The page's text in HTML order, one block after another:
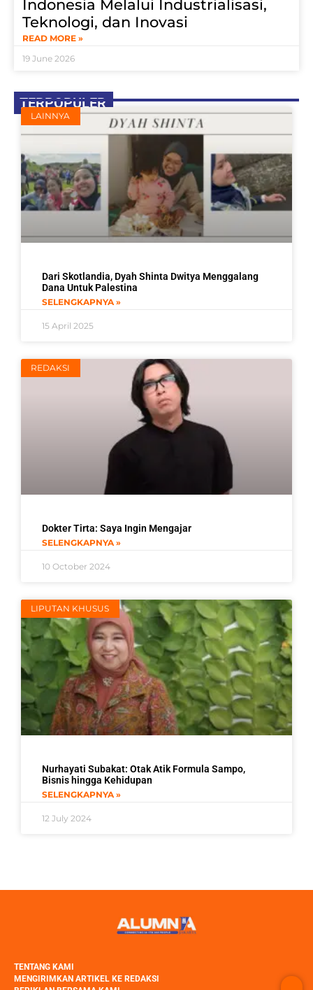
Indonesia Melalui Industrialisasi,
Teknologi, dan Inovasi
READ MORE »
19 June 2026
TERPOPULER
LAINNYA
Dari Skotlandia, Dyah Shinta Dwitya Menggalang
Dana Untuk Palestina
SELENGKAPNYA »
15 April 2025
REDAKSI
Dokter Tirta: Saya Ingin Mengajar
SELENGKAPNYA »
10 October 2024
LIPUTAN KHUSUS
Nurhayati Subakat: Otak Atik Formula Sampo,
Bisnis hingga Kehidupan
SELENGKAPNYA »
12 July 2024
TENTANG KAMI
MENGIRIMKAN ARTIKEL KE REDAKSI